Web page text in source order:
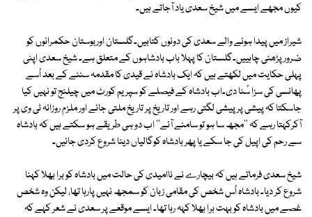
کیوں مجھے ایسے میں شیخ سعدی یاد آجاتے ہیں۔
شیراز میں پیدا ہونے والے سعدی کی دونوں کتابیں۔گلستان اوربوستان حکمرانوں کو
ضرور پڑھنی چاہییں۔گلستان کا پہلا باب بادشاہوں کے متعلق ہے۔ شیخ سعدی اپنی
پہلی حکایت میں لکھتے ہیں کہ ایک بادشاہ نے قیدی کا مقدمہ سننے کے بعد اُسے
پھانسی کی سزا سُنا دی۔اب بادشاہ کے فیصلے کو سپریم کورٹ میں چیلنج تو نہیں کیا
جاسکتا کہ پیشی پر پیشی لگتی رہے اور تاریخ پر تاریخ ملتی جائے اور ملزم روزانہ ٹی وی پر
آکرکہتا رہے کہ ''مجھ سا ہو تو سامنے آئے'' اب دو ہی طریقے ہو سکتے ہیں کہ بادشاہ
سے رحم کی اپیل کی جا سکے یا پھر بادشاہ کوگالیاں دینا شروع کردی جائیں۔
شیخ سعدی فرماتے ہیں کہ بیچارے نے ناامیدی کی حالت میں بادشاہ کو برا بھلا کہنا
شروع کر دیا۔ بادشاہ اُس شخص کی مقامی زبان کو سمجھ نہیں پارہا تھا، لیکن وہ شخص
غصے میں بادشاہ کو بہت برا بھلا کہہ رہا تھا۔ ایسے موقعے پر سعدی نے شعر کہے کہ